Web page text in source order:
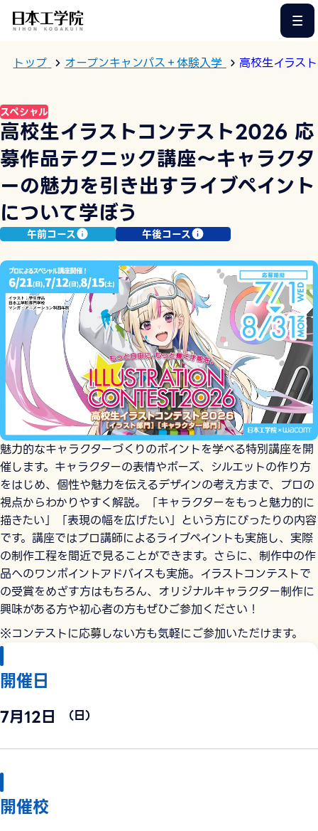
トップ オープンキャンパス＋体験入学 高校生イラス
スペシャル
高校生イラストコンテスト2026 応
募作品テクニック講座〜キャラクタ
ーの魅力を引き出すライブペイント
について学ぼう
午前コース 午後コース
魅力的なキャラクターづくりのポイントを学べる特別講座を開
催します。キャラクターの表情やポーズ、シルエットの作り方
をはじめ、個性や魅力を伝えるデザインの考え方まで、プロの
視点からわかりやすく解説。「キャラクターをもっと魅力的に
描きたい」「表現の幅を広げたい」という方にぴったりの内容
です。講座ではプロ講師によるライブペイントも実施し、実際
の制作工程を間近で見ることができます。さらに、制作中の作
品へのワンポイントアドバイスも実施。イラストコンテストで
の受賞をめざす方はもちろん、オリジナルキャラクター制作に
興味がある方や初心者の方もぜひご参加ください！
※コンテストに応募しない方も気軽にご参加いただけます。
開催日
7月12日 （日）
開催校